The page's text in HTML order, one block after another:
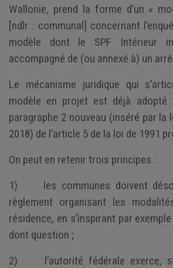
Wallonie, prend la forme d’un «
[ndlr : communal] concernant
modèle dont le SPF Intérieur
accompagné de (ou annexé à) un
Le mécanisme juridique qui
modèle en projet est déjà
paragraphe 2 nouveau (inséré par la
2018) de l’article 5 de la loi de 1991
On peut en retenir trois principes :
1) les communes doivent
règlement organisant les
résidence, en s’inspirant par
dont question ;
2) l’autorité fédérale exerce,